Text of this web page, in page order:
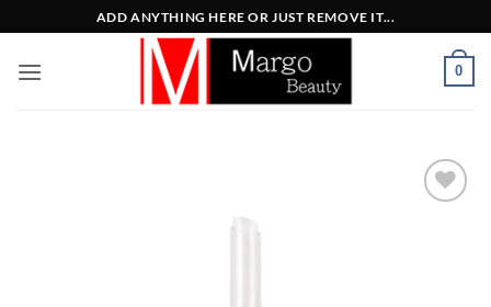
στο
περιεχόμενο
ADD ANYTHING HERE OR JUST REMOVE IT...
0